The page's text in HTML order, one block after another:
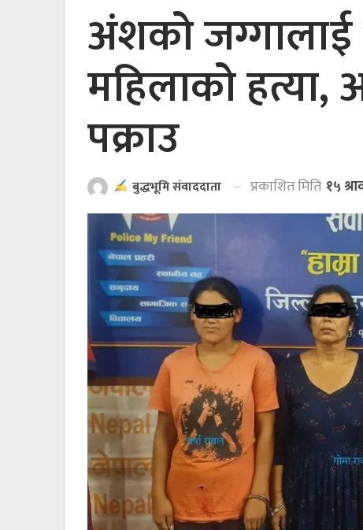
अंशको
महिलाको
पक्राउ
बुद्धभूमि संवाददाता प्रकाशित मिति १५